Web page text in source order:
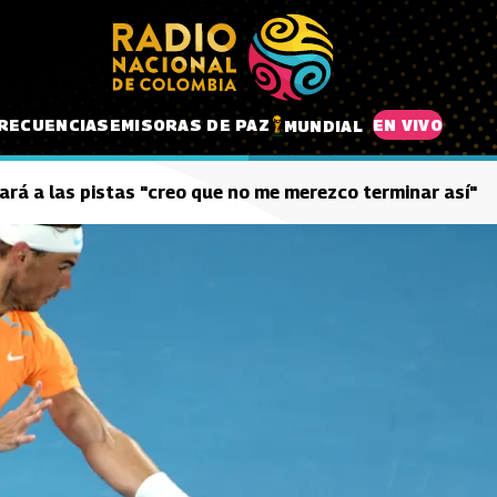
EMISORAS DE PAZ MUNDIAL EN VIVO
a las pistas "creo que no me merezco terminar así"